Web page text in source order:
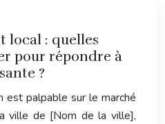
local : quelles
pour répondre à
?
est palpable sur le marché
ville de [Nom de la ville],